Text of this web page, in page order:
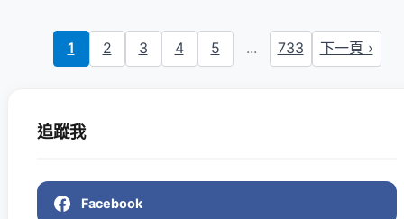
1 2 3 4 5 ... 733 下一頁 ›
追蹤我
Facebook